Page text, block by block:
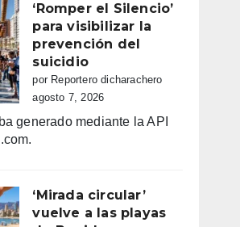
‘Romper el Silencio’
para visibilizar la
prevención del
suicidio
por Reportero dicharachero
agosto 7, 2026
generado mediante la API
‘Mirada circular’
vuelve a las playas